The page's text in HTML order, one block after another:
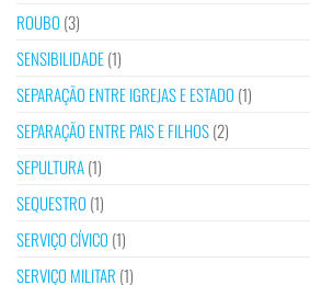
ROUBO (3)
SENSIBILIDADE(1)
SEPARAÇÃO ENTRE IGREJAS E ESTADO (1)
SEPARAÇÃO ENTRE PAIS E FILHOS(2)
SEPULTURA(1)
SEQUESTRO (1)
SERVIÇO CÍVICO (1)
SERVIÇO MILITAR (1)